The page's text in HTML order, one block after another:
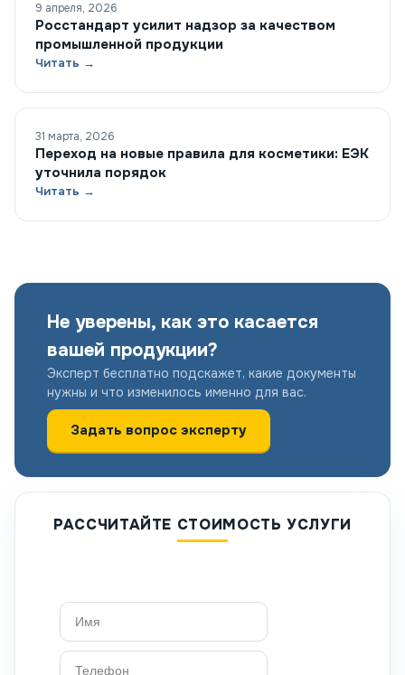
9 апреля, 2026
Росстандарт усилит надзор за качеством
промышленной продукции
Читать →
31 марта, 2026
Переход на новые правила для косметики: ЕЭК
уточнила порядок
Читать →
Не уверены, как это касается
вашей продукции?
Эксперт бесплатно подскажет, какие документы
нужны и что изменилось именно для вас.
Задать вопрос эксперту
РАССЧИТАЙТЕ СТОИМОСТЬ УСЛУГИ